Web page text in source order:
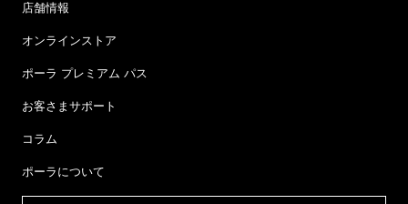
店舗情報
オンラインストア
ポーラ プレミアム パス
お客さまサポート
コラム
ポーラについて